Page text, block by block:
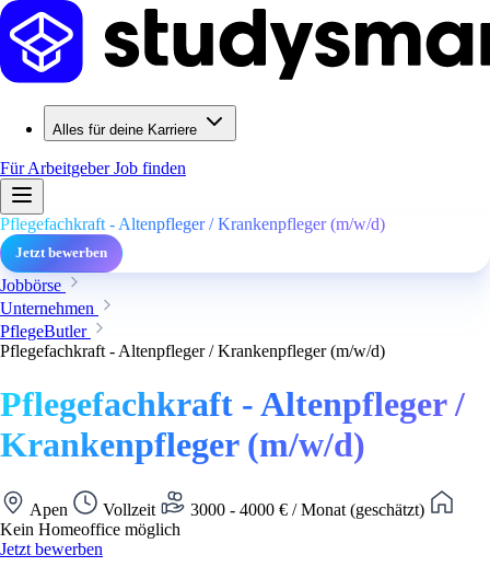
Alles für deine Karriere
Für ArbeitgeberJob finden
Pflegefachkraft - Altenpfleger / Krankenpfleger (m/w/d)
Jetzt bewerben
Jobbörse
Unternehmen
PflegeButler
Pflegefachkraft - Altenpfleger / Krankenpfleger (m/w/d)
Pflegefachkraft - Altenpfleger /
Krankenpfleger (m/w/d)
Apen Vollzeit
3000 - 4000 € / Monat (geschätzt)
Kein Homeoffice möglich
Jetzt bewerben